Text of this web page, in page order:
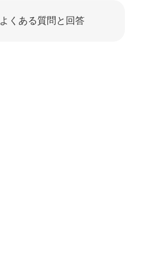
よくある質問と回答